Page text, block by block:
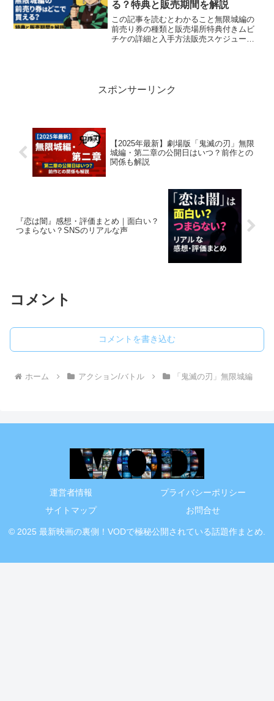
る？特典と販売期間を解説
この記事を読むとわかること無限城編の
前売り券の種類と販売場所特典付きムビ
チケの詳細と入手方法販売スケジュール
スポンサーリンク
【2025年最新】劇場版「鬼滅の刃」無限
城編・第二章の公開日はいつ？前作との
関係も解説
『恋は闇』感想・評価まとめ｜面白い？
つまらない？SNSのリアルな声
コメント
コメントを書き込む
ホーム アクション/バトル 「鬼滅の刃」無限城編
運営者情報
プライバシーポリシー
サイトマップ
お問合せ
© 2025 最新映画の裏側！VODで極秘公開されている話題作まとめ.